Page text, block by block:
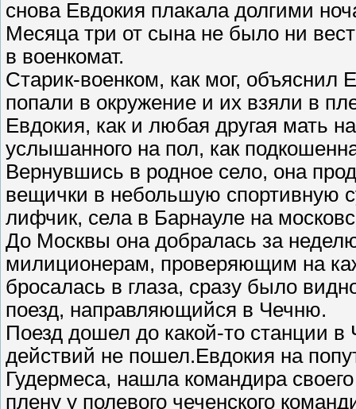
снова Евдокия плакала долгими
Месяца три от сына не было ни
в военкомат.
Старик-военком, как мог,
попали в окружение и их взяли в
Евдокия, как и любая другая мать
услышанного на пол, как
Вернувшись в родное село, она
вещички в небольшую спортивную
лифчик, села в Барнауле на
До Москвы она добралась за
милиционерам, проверяющим на
бросалась в глаза, сразу было
поезд, направляющийся в Чечню.
Поезд дошел до какой-то станции
действий не пошел.Евдокия на
Гудермеса, нашла командира
плену у полевого чеченского